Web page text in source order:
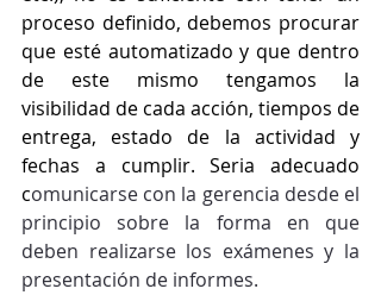
proceso definido, debemos procurar
que esté automatizado y que dentro
de este mismo tengamos la
visibilidad de cada acción, tiempos de
entrega, estado de la actividad y
fechas a cumplir. Seria adecuado
comunicarse con la gerencia desde el
principio sobre la forma en que
deben realizarse los exámenes y la
presentación de informes.